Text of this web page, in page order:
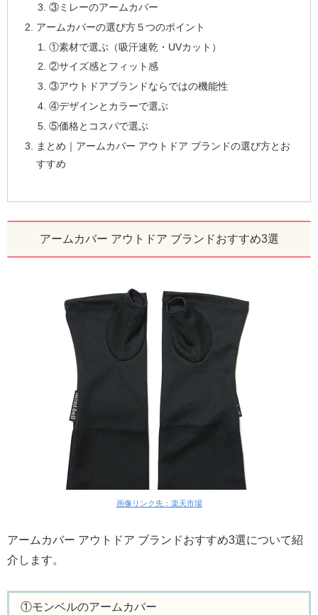
③ミレーのアームカバー
アームカバーの選び方５つのポイント
①素材で選ぶ（吸汗速乾・UVカット）
②サイズ感とフィット感
③アウトドアブランドならではの機能性
④デザインとカラーで選ぶ
⑤価格とコスパで選ぶ
まとめ｜アームカバー アウトドア ブランドの選び方とお
すすめ
アームカバー アウトドア ブランドおすすめ3選
画像リンク先：楽天市場
アームカバー アウトドア ブランドおすすめ3選について紹
介します。
①モンベルのアームカバー